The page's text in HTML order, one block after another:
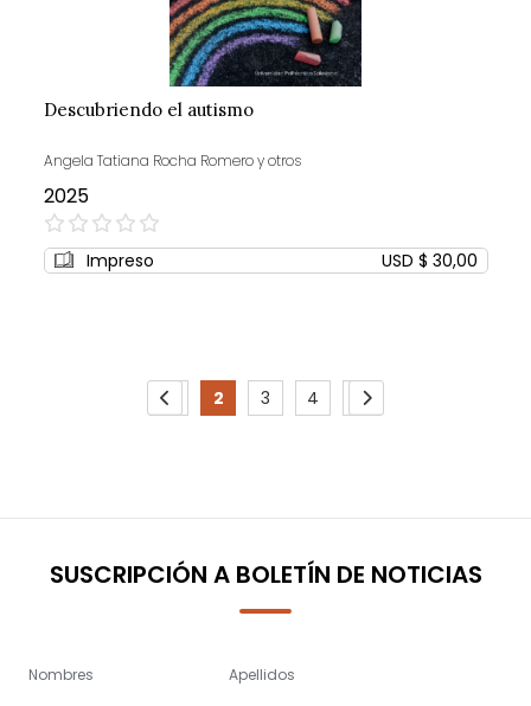
Descubriendo el autismo
Angela Tatiana Rocha Romero y otros
2025
0%
Impreso USD $ 30,00
Page
Page
Previous
Page You're
page
2
Page
3
Page
4
Page
5
Page
Siguiente
SUSCRIPCIÓN A BOLETÍN DE NOTICIAS
Nombres Apellidos